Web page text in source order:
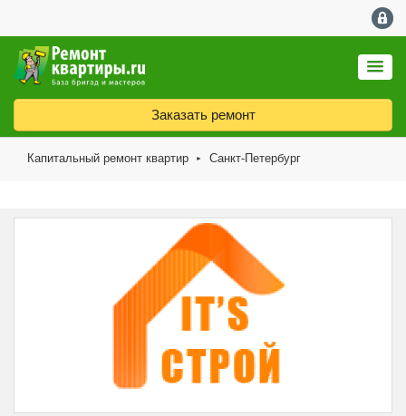
Заказать ремонт
Капитальный ремонт квартир ► Санкт-Петербург